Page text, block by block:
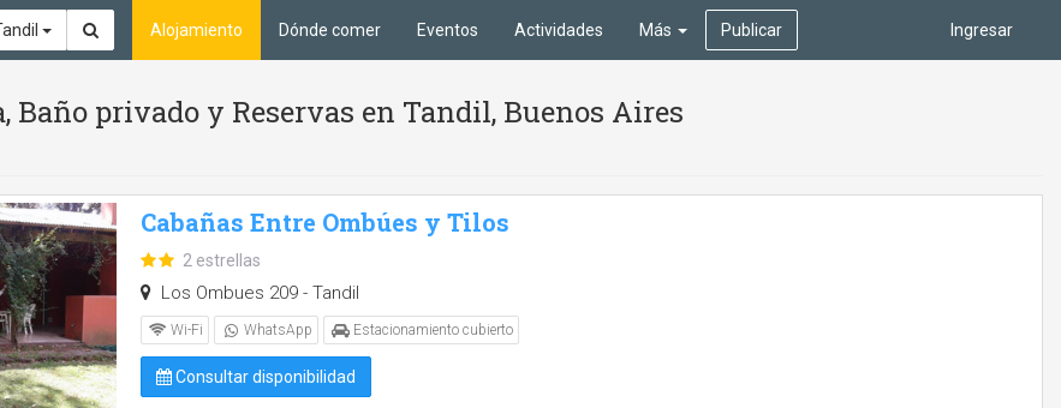
Ingresar
Alojamiento Dónde comer Eventos Actividades Más Publicar
privado y Reservas en Tandil, Buenos Aires
Cabañas Entre Ombúes y Tilos
2 estrellas
Los Ombues 209 - Tandil
Wi-Fi WhatsApp Estacionamiento cubierto
Consultar disponibilidad